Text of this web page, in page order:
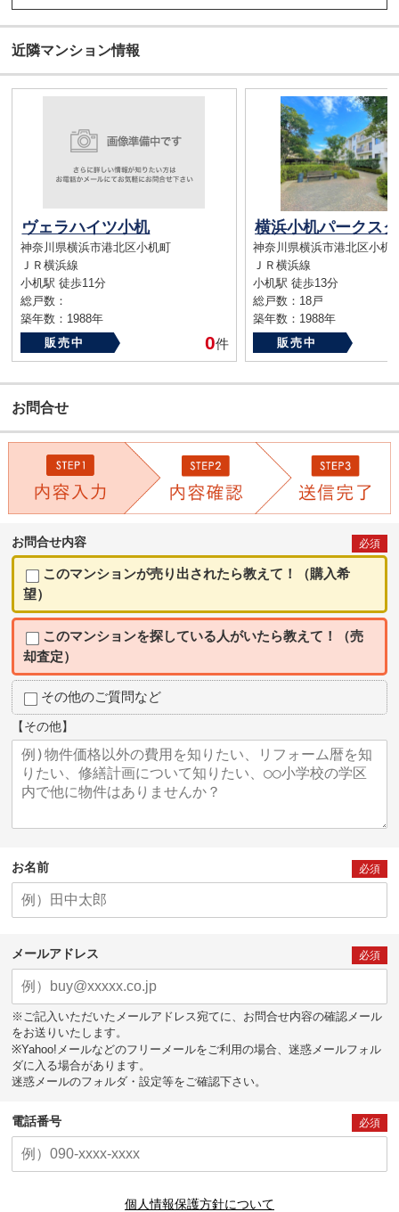
近隣マンション情報
ヴェラハイツ小机
神奈川県横浜市港北区小机町
ＪＲ横浜線
小机駅 徒歩11分
総戸数：
築年数：1988年
販売中
0件
神奈川県横浜市港北区小机
ＪＲ横浜線
小机駅 徒歩13分
総戸数：18戸
築年数：1988年
販売中
お問合せ
お問合せ内容 必須
このマンションが売り出されたら教えて！（購入希
望）
このマンションを探している人がいたら教えて！（売
却査定）
その他のご質問など
【その他】
お名前 必須
メールアドレス 必須
※ご記入いただいたメールアドレス宛てに、お問合せ内容の確認メール
をお送りいたします。
※Yahoo!メールなどのフリーメールをご利用の場合、迷惑メールフォル
ダに入る場合があります。
迷惑メールのフォルダ・設定等をご確認下さい。
電話番号 必須
個人情報保護方針について